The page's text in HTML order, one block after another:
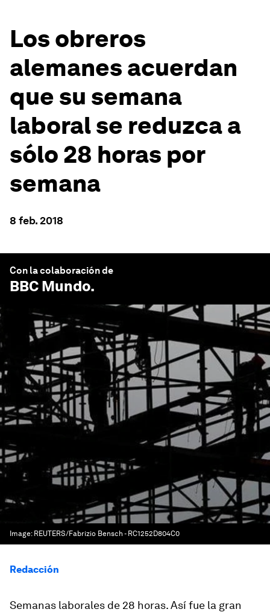
Los obreros
alemanes acuerdan
que su semana
laboral se reduzca a
sólo 28 horas por
semana
8 feb. 2018
Con la colaboración de
BBC Mundo.
Image: REUTERS/Fabrizio Bensch - RC1252D804C0
Redacción
Semanas laborales de 28 horas. Así fue la gran